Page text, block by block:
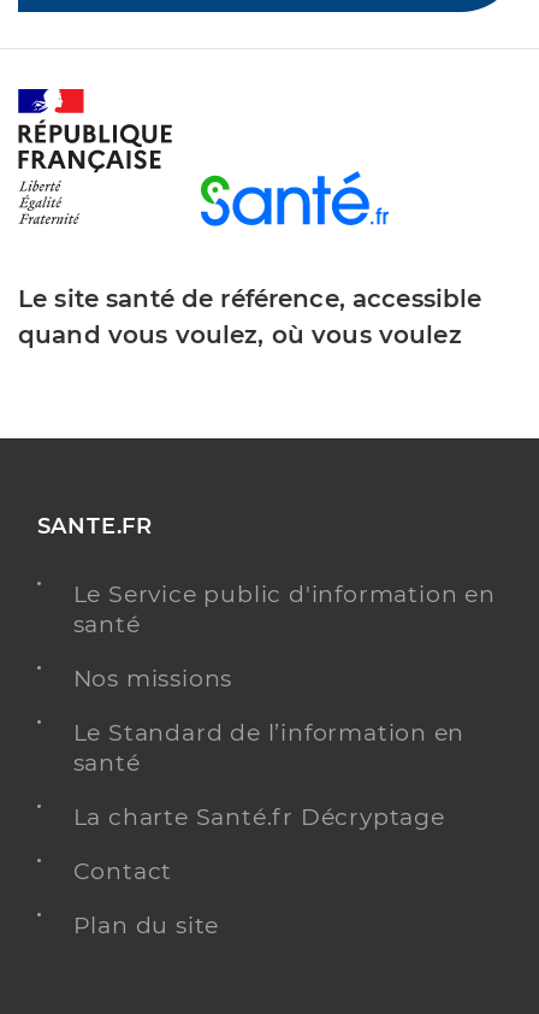
Le site santé de référence, accessible
quand vous voulez, où vous voulez
SANTE.FR
Le Service public d'information en
santé
Nos missions
Le Standard de l’information en
santé
La charte Santé.fr Décryptage
Contact
Plan du site